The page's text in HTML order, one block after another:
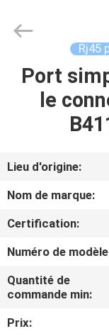
MAISON
PRODUITS
AU
SUJET
DE
VISITE
Ltd..
Developed
Rj45
Port
le
Lieu d'origine:
Nom de marque:
Certification:
Numéro de
Quantité de
commande min:
Prix: